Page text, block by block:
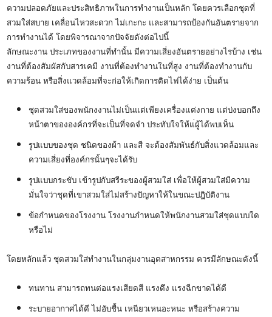
ความปลอดภัยและประสิทธิภาพในการทำงานเป็นหลัก โดยควรเลือกชุดที่
สวมใส่สบาย เคลื่อนไหวสะดวก ไม่เกะกะ และสามารถป้องกันอันตรายจาก
การทำงานได้ โดยพิจารณาจากปัจจัยดังต่อไปนี้
ลักษณะงาน ประเภทของงานที่ทำนั้น มีความเสี่ยงอันตรายอย่างไรบ้าง เช่น
งานที่ต้องสัมผัสกับสารเคมี งานที่ต้องทำงานในที่สูง งานที่ต้องทำงานกับ
ความร้อน หรือสิ่งแวดล้อมที่จะก่อให้เกิดการติดไฟได้ง่าย เป็นต้น
ชุดสวมใส่ของพนักงงานไม่เป็นแต่เพียงเครื่องแต่งกาย แต่บ่งบอกถึง
หน้าตาขององค์กรที่จะเป็นที่จดจำ ประทับใจให้แ่ผู้ได้พบเห็น
รูปแบบของชุด ชนิดของผ้า และสี จะต้องสัมพันธ์กับสิ่งแวดล้อมและ
ความเสี่ยงที่องค์กรนั้นๆจะได้รับ
รูปแบบกระชับ เข้ารูปกับสรีระของผู้สวมใส่ เพื่อให้ผู้สวมใส่มีความ
มั่นใจว่าชุดที่เขาสวมใส่ไม่สร้างปัญหาให้ในขณะปฎิบัติงาน
ข้อกำหนดของโรงงาน โรงงานกำหนดให้พนักงานสวมใส่ชุดแบบใด
หรือไม่
โดยหลักแล้ว ชุดสวมใส่ทำงานในกลุ่มงานอุตสาหกรรม ควรมีลักษณะดังนี้
ทนทาน สามารถทนต่อแรงเสียดสี แรงดึง แรงฉีกขาดได้ดี
ระบายอากาศได้ดี ไม่อับชื้น เหนียวเหนอะหนะ หรือสร้างความ